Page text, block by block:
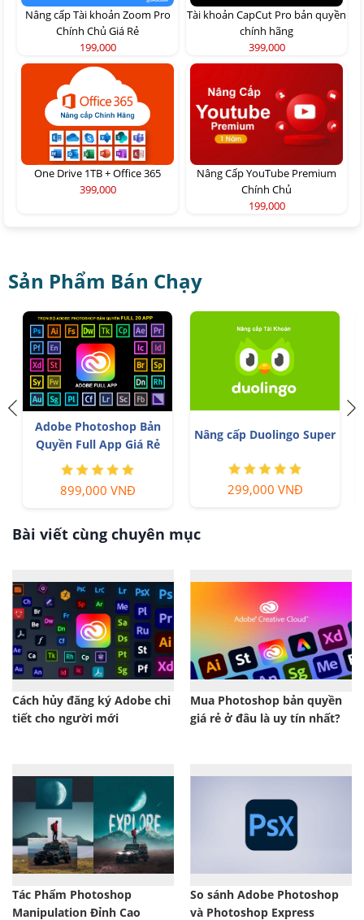
Nâng cấp Tài khoản Zoom Pro
Chính Chủ Giá Rẻ
199,000
Tài khoản CapCut Pro bản quyền
chính hãng
399,000
One Drive 1TB + Office 365
399,000
Nâng Cấp YouTube Premium
Chính Chủ
199,000
Sản Phẩm Bán Chạy
Adobe Photoshop Bản
Quyền Full App Giá Rẻ
899,000 VNĐ
Nâng cấp Duolingo Super
299,000 VNĐ
Bài viết cùng chuyên mục
Cách hủy đăng ký Adobe chi
tiết cho người mới
Mua Photoshop bản quyền
giá rẻ ở đâu là uy tín nhất?
Tác Phẩm Photoshop
Manipulation Đỉnh Cao
So sánh Adobe Photoshop
và Photoshop Express